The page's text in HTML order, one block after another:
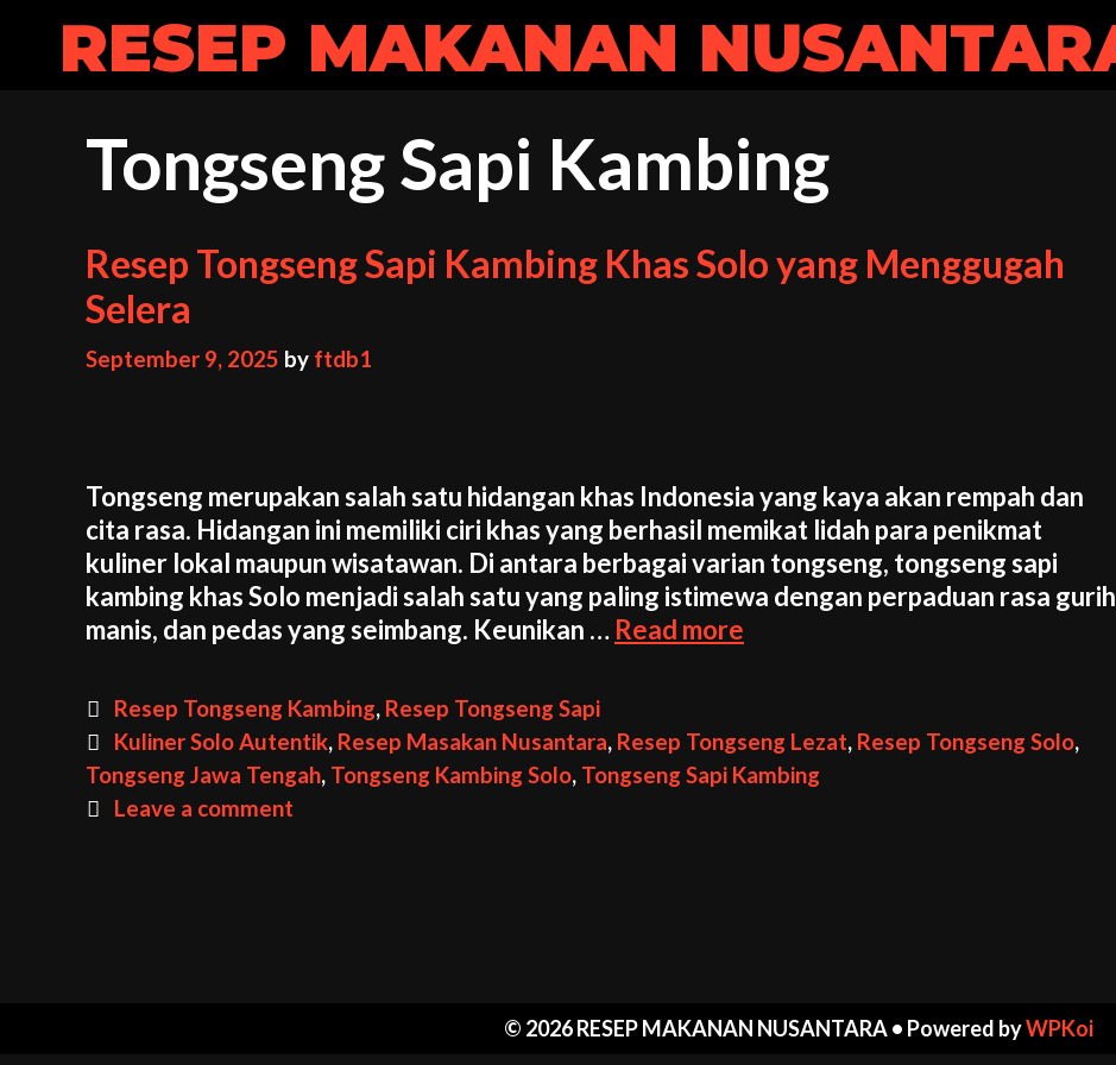
contentRESEP MAKANAN
Tongseng Sapi Kambing
Resep Tongseng Sapi Kambing Khas Solo yang Menggugah
Selera
September 9, 2025 by ftdb1
Tongseng merupakan salah satu hidangan khas Indonesia yang kaya akan rempah dan
cita rasa. Hidangan ini memiliki ciri khas yang berhasil memikat lidah para penikmat
kuliner lokal maupun wisatawan. Di antara berbagai varian tongseng, tongseng sapi
kambing khas Solo menjadi salah satu yang paling istimewa dengan perpaduan rasa
manis, dan pedas yang seimbang. Keunikan … Read more
Kambing
Khas
Categories
Resep Tongseng Kambing, Resep Tongseng Sapi
Tags
Kuliner Solo Autentik, Resep Masakan Nusantara, Resep Tongseng Lezat, Resep Tongseng Solo,
Tongseng Jawa Tengah, Tongseng Kambing Solo, Tongseng Sapi Kambing
Leave a comment
© 2026 RESEP MAKANAN NUSANTARA• Powered byWPKoi